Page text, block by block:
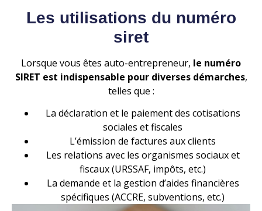
Les utilisations du numéro
siret
Lorsque vous êtes auto-entrepreneur, le numéro
SIRET est indispensable pour diverses démarches,
telles que :
La déclaration et le paiement des cotisations
sociales et fiscales
L’émission de factures aux clients
Les relations avec les organismes sociaux et
fiscaux (URSSAF, impôts, etc.)
La demande et la gestion d’aides financières
spécifiques (ACCRE, subventions, etc.)